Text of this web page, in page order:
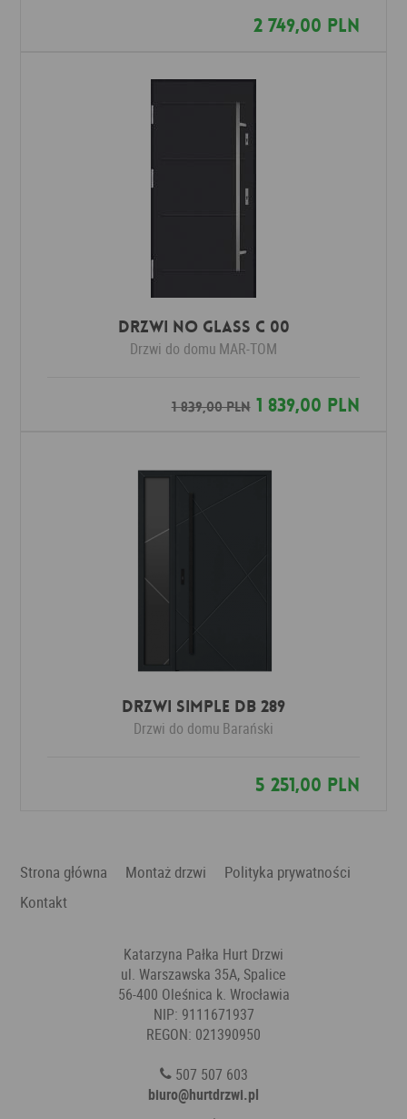
2 749,00 PLN
Drzwi No Glass C 00
Drzwi do domu MAR-TOM
1 839,00 PLN1 839,00 PLN
Drzwi SIMPLE DB 289
Drzwi do domu Barański
5 251,00 PLN
Strona główna Montaż drzwi
Polityka prywatności
Kontakt
Katarzyna Pałka Hurt Drzwi
ul. Warszawska 35A, Spalice
56-400 Oleśnica k. Wrocławia
NIP: 9111671937
REGON: 021390950
507 507 603
biuro@hurtdrzwi.pl